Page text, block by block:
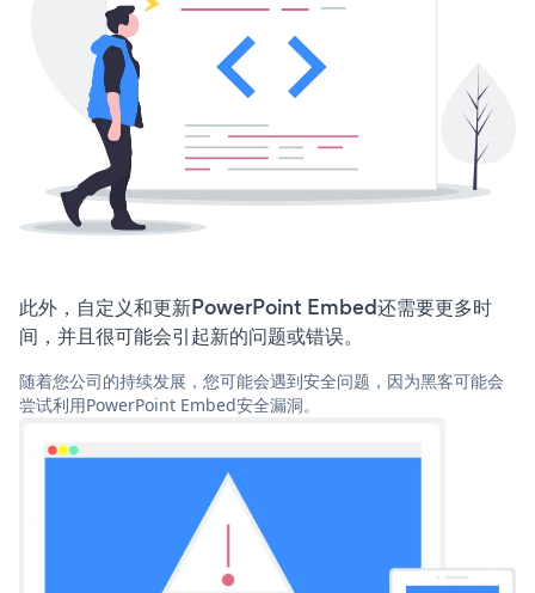
此外，自定义和更新PowerPoint Embed还需要更多时
间，并且很可能会引起新的问题或错误。
随着您公司的持续发展，您可能会遇到安全问题，因为黑客可能会
尝试利用PowerPoint Embed安全漏洞。